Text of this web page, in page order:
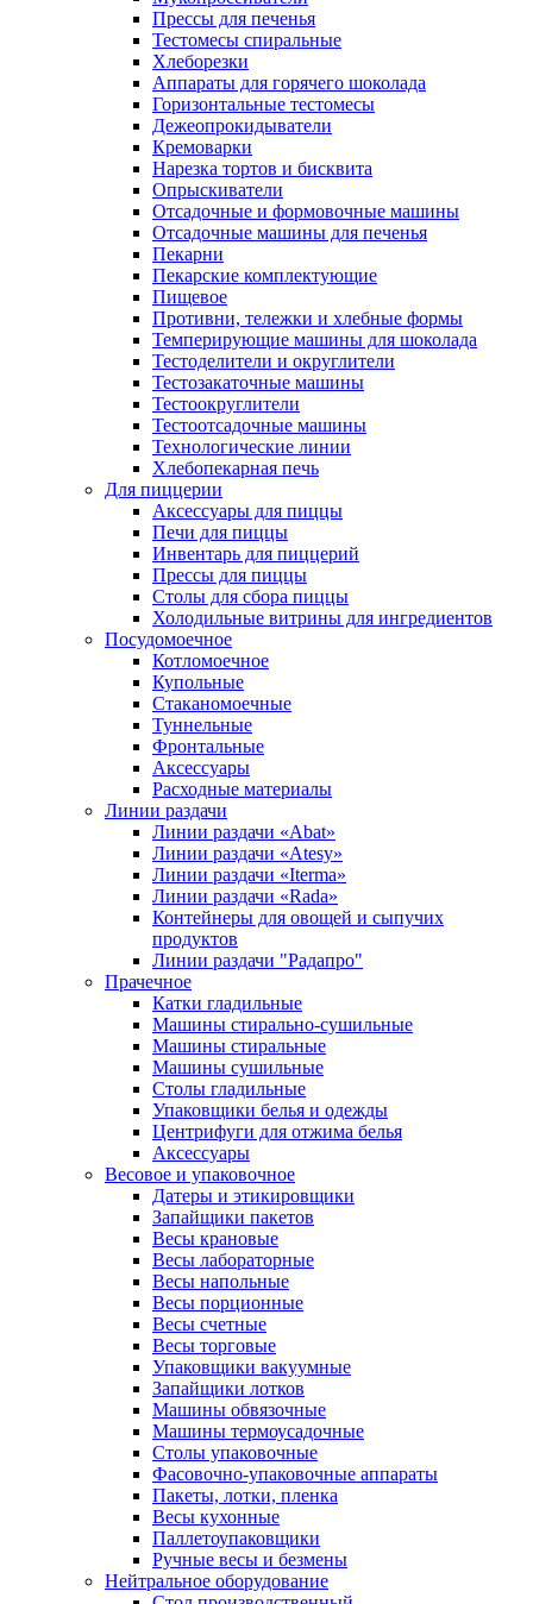
Прессы для печенья
Тестомесы спиральные
Хлеборезки
Аппараты для горячего шоколада
Горизонтальные тестомесы
Дежеопрокидыватели
Кремоварки
Нарезка тортов и бисквита
Опрыскиватели
Отсадочные и формовочные машины
Отсадочные машины для печенья
Пекарни
Пекарские комплектующие
Пищевое
Противни, тележки и хлебные формы
Темперирующие машины для шоколада
Тестоделители и округлители
Тестозакаточные машины
Тестоокруглители
Тестоотсадочные машины
Технологические линии
Хлебопекарная печь
Для пиццерии
Аксессуары для пиццы
Печи для пиццы
Инвентарь для пиццерий
Прессы для пиццы
Столы для сбора пиццы
Холодильные витрины для ингредиентов
Посудомоечное
Котломоечное
Купольные
Стаканомоечные
Туннельные
Фронтальные
Аксессуары
Расходные материалы
Линии раздачи
Линии раздачи «Abat»
Линии раздачи «Atesy»
Линии раздачи «Iterma»
Линии раздачи «Rada»
Контейнеры для овощей и сыпучих
продуктов
Линии раздачи "Радапро"
Прачечное
Катки гладильные
Машины стирально-сушильные
Машины стиральные
Машины сушильные
Столы гладильные
Упаковщики белья и одежды
Центрифуги для отжима белья
Аксессуары
Весовое и упаковочное
Датеры и этикировщики
Запайщики пакетов
Весы крановые
Весы лабораторные
Весы напольные
Весы порционные
Весы счетные
Весы торговые
Упаковщики вакуумные
Запайщики лотков
Машины обвязочные
Машины термоусадочные
Столы упаковочные
Фасовочно-упаковочные аппараты
Пакеты, лотки, пленка
Весы кухонные
Паллетоупаковщики
Ручные весы и безмены
Нейтральное оборудование